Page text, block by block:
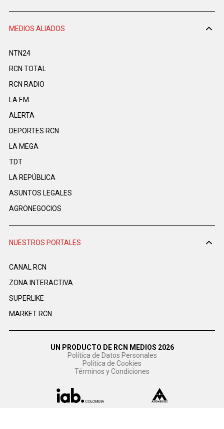
MEDIOS ALIADOS
NTN24
RCN TOTAL
RCN RADIO
LA F.M.
ALERTA
DEPORTES RCN
LA MEGA
TDT
LA REPÚBLICA
ASUNTOS LEGALES
AGRONEGOCIOS
NUESTROS PORTALES
CANAL RCN
ZONA INTERACTIVA
SUPERLIKE
MARKET RCN
UN PRODUCTO DE RCN MEDIOS 2026
Política de Datos Personales
Política de Cookies
Términos y Condiciones